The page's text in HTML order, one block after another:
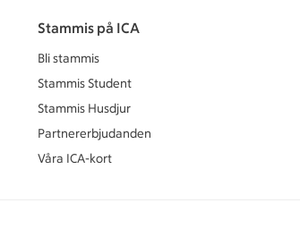
Stammis på ICA
Bli stammis
Stammis Student
Stammis Husdjur
Partnererbjudanden
Våra ICA-kort